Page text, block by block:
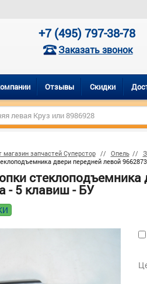
+7 (495) 797-38-78
Заказать звонок
Отзывы Скидки
магазин запчастей Суперстор Опель
двери передней левой
- 5 клавиш - БУ